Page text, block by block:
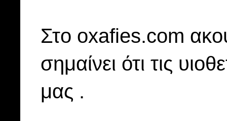
Στo oxafies.com
σημαίνει ότι τις
μας .